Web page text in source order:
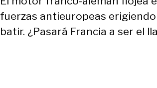
fuerzas antieuropeas
batir. ¿Pasará Francia a ser el